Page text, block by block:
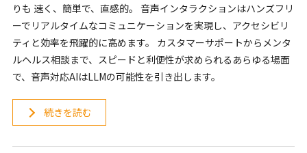
りも 速く、簡単で、直感的。 音声インタラクションはハンズフリ
ーでリアルタイムなコミュニケーションを実現し、アクセシビリ
ティと効率を飛躍的に高めます。 カスタマーサポートからメンタ
ルヘルス相談まで、スピードと利便性が求められるあらゆる場面
で、音声対応AIはLLMの可能性を引き出します。
続きを読む